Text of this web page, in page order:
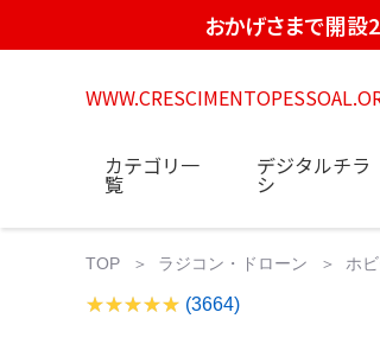
おかげさまで開設
カテゴリ一
覧
デジタルチラ
シ
TOP ラジコン・ドローン ホ
(3664)